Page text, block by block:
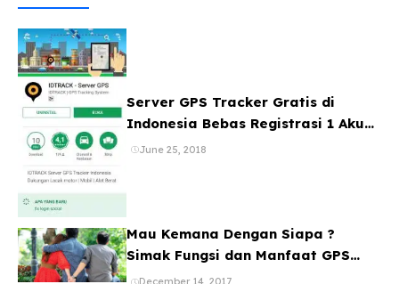
ini. Beragam informasi tambahan bisa anda lihat
dengan mudah menggunakan alat ini. Informasi
tersebut ...
Server GPS Tracker Gratis di
Indonesia Bebas Registrasi 1 Akun
Banyak Device
June 25, 2018
Mau Kemana Dengan Siapa ?
Simak Fungsi dan Manfaat GPS
Mobil